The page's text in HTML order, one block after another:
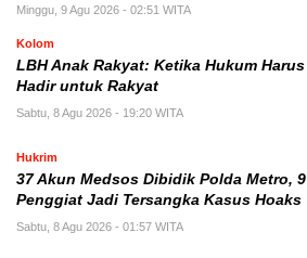
Minggu, 9 Agu 2026 - 02:51 WITA
Kolom
LBH Anak Rakyat: Ketika Hukum Harus
Hadir untuk Rakyat
Sabtu, 8 Agu 2026 - 19:20 WITA
Hukrim
37 Akun Medsos Dibidik Polda Metro, 9
Penggiat Jadi Tersangka Kasus Hoaks
Sabtu, 8 Agu 2026 - 01:57 WITA